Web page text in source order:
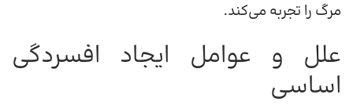
مرگ را تجربه می‌کند.
علل و عوامل ایجاد افسردگی
اساسی